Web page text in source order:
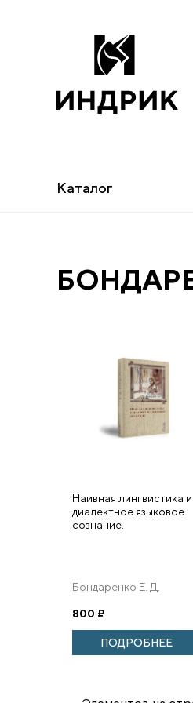
Каталог
Наивная лингвистика и
диалектное языковое
сознание.
Бондаренко Е. Д.
800 ₽
ПОДРОБНЕЕ